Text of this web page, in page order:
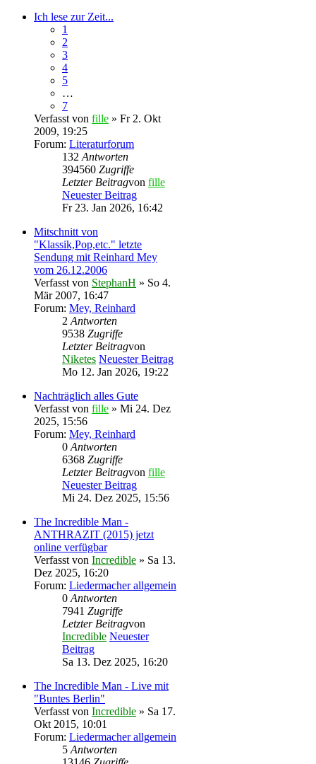
Ich lese zur Zeit...
1
2
3
4
5
…
7
Verfasst von fille » Fr 2. Okt
2009, 19:25
Forum: Literaturforum
132 Antworten
394560 Zugriffe
Letzter Beitragvon fille
Neuester Beitrag
Fr 23. Jan 2026, 16:42
Mitschnitt von
"Klassik,Pop,etc." letzte
Sendung mit Reinhard Mey
vom 26.12.2006
Verfasst von StephanH » So 4.
Mär 2007, 16:47
Forum: Mey, Reinhard
2 Antworten
9538 Zugriffe
Letzter Beitragvon
Niketes Neuester Beitrag
Mo 12. Jan 2026, 19:22
Nachträglich alles Gute
Verfasst von fille » Mi 24. Dez
2025, 15:56
Forum: Mey, Reinhard
0 Antworten
6368 Zugriffe
Letzter Beitragvon fille
Neuester Beitrag
Mi 24. Dez 2025, 15:56
The Incredible Man -
ANTHRAZIT (2015) jetzt
online verfügbar
Verfasst von Incredible » Sa 13.
Dez 2025, 16:20
Forum: Liedermacher allgemein
0 Antworten
7941 Zugriffe
Letzter Beitragvon
Incredible Neuester
Beitrag
Sa 13. Dez 2025, 16:20
The Incredible Man - Live mit
"Buntes Berlin"
Verfasst von Incredible » Sa 17.
Okt 2015, 10:01
Forum: Liedermacher allgemein
5 Antworten